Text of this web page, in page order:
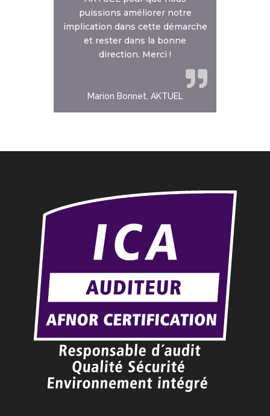
puissions améliorer notre
implication dans cette démarche
et rester dans la bonne
direction. Merci !
Marion Bonnet, AKTUEL